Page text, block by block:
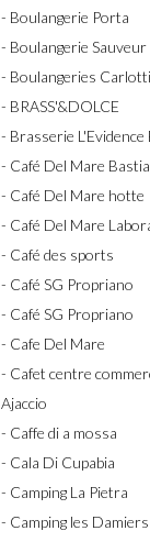
- Boulangerie Porta
- Boulangerie
- Boulangeries Carlotti
- BRASS'&DOLCE
- Brasserie L'Evidence
- Café Del Mare Bastia
- Café Del Mare hotte
- Café Del Mare
- Café des sports
- Café SG Propriano
- Café SG Propriano
- Cafe Del Mare
- Cafet centre
Ajaccio
- Caffe di a mossa
- Cala Di Cupabia
- Camping La Pietra
- Camping les Damiers